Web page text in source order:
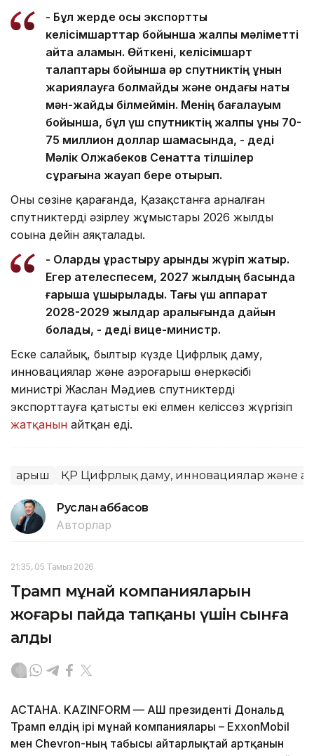
- Бұл жерде осы экспорттық
келісімшарттар бойынша жалпы мәліметті
айта аламын. Өйткені, келісімшарт
талаптары бойынша әр спутниктің құнын
жариялауға болмайды және ондағы нақты
мән-жайды білмеймін. Менің бағалауым
бойынша, бұл үш спутниктің жалпы құны 70-
75 миллион доллар шамасында, - деді
Мәлік Олжабеков Сенатта тілшілер
сұрағына жауап бере отырып.
Оның сөзіне қарағанда, Қазақстанға арналған
спутниктерді әзірлеу жұмыстары 2026 жылдың
соңына дейін аяқталады.
- Оларды құрастыру қарқынды жүріп жатыр.
Егер қателеспесем, 2027 жылдың басында
ғарышқа ұшырылады. Тағы үш аппарат
2028-2029 жылдар аралығында дайын
болады, - деді вице-министр.
Еске салайық, былтыр күзде Цифрлық даму,
инновациялар және аэроғарыш өнеркәсібі
министрі Жаслан Мәдиев спутниктерді
экспорттауға қатысты екі елмен келіссөз жүргізіп
жатқанын айтқан еді.
Ғарыш ҚР Цифрлық даму, инновациялар және
Руслан Ғаббасов
Авторлар
21:35, 05 Тамыз 2026
Трамп мұнай компанияларын
жоғары пайда тапқаны үшін сынға
алды
АСТАНА. KAZINFORM — АҚШ президенті Дональд
Трамп елдің ірі мұнай компаниялары – ExxonMobil
мен Chevron-ның табысы айтарлықтай артқанын